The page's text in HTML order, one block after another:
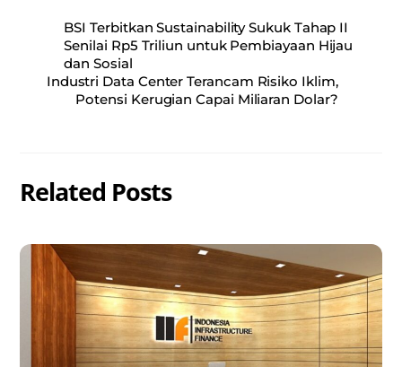
BSI Terbitkan Sustainability Sukuk Tahap II
Senilai Rp5 Triliun untuk Pembiayaan Hijau
dan Sosial
Industri Data Center Terancam Risiko Iklim,
Potensi Kerugian Capai Miliaran Dolar?
Related Posts